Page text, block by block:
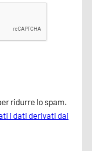
ridurre lo spam.
i dati derivati dai